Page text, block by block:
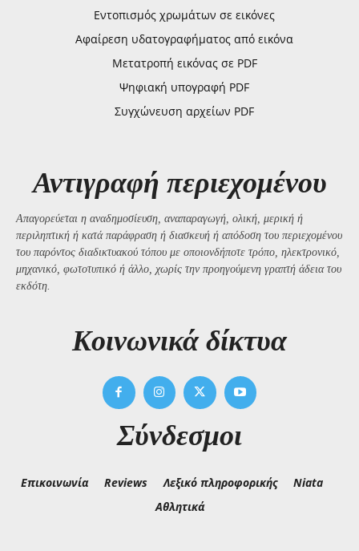
Εντοπισμός χρωμάτων σε εικόνες
Αφαίρεση υδατογραφήματος από εικόνα
Μετατροπή εικόνας σε PDF
Ψηφιακή υπογραφή PDF
Συγχώνευση αρχείων PDF
Αντιγραφή περιεχομένου
Απαγορεύεται η αναδημοσίευση, αναπαραγωγή, ολική, μερική ή
περιληπτική ή κατά παράφραση ή διασκευή ή απόδοση του περιεχομένου
του παρόντος διαδικτυακού τόπου με οποιονδήποτε τρόπο, ηλεκτρονικό,
μηχανικό, φωτοτυπικό ή άλλο, χωρίς την προηγούμενη γραπτή άδεια του
εκδότη.
Kοινωνικά δίκτυα
Σύνδεσμοι
Επικοινωνία Reviews Λεξικό πληροφορικής
Niata
Αθλητικά